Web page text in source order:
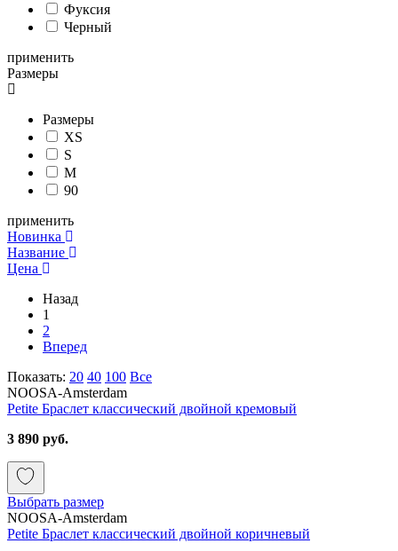
Фуксия
Черный
применить
Размеры
Размеры
XS
S
M
90
применить
Новинка
Название
Цена
Назад
1
2
Вперед
Показать: 20 40 100 Все
NOOSA-Amsterdam
Petite Браслет классический двойной кремовый
3 890 руб.
Выбрать размер
NOOSA-Amsterdam
Petite Браслет классический двойной коричневый